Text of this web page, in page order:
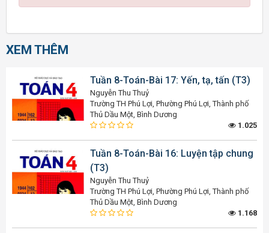
XEM THÊM
Tuần 8-Toán-Bài 17: Yến, tạ, tấn (T3)
Nguyễn Thu Thuỷ
Trường TH Phú Lợi, Phường Phú Lợi, Thành phố
Thủ Dầu Một, Bình Dương
1.025
Tuần 8-Toán-Bài 16: Luyện tập chung
(T3)
Nguyễn Thu Thuỷ
Trường TH Phú Lợi, Phường Phú Lợi, Thành phố
Thủ Dầu Một, Bình Dương
1.168